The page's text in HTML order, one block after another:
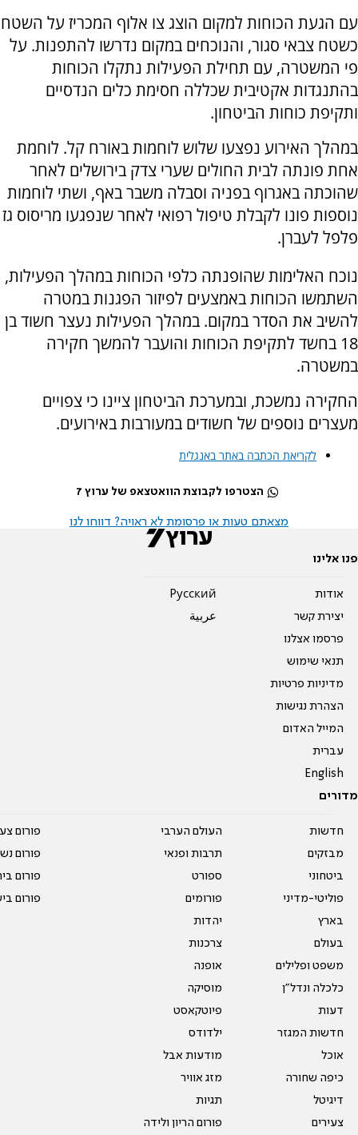
עם הגעת הכוחות למקום הוצג צו אלוף המכריז על השטח
כשטח צבאי סגור, והנוכחים במקום נדרשו להתפנות. על
פי המשטרה, עם תחילת הפעילות נתקלו הכוחות
בהתנגדות אקטיבית שכללה חסימת כלים הנדסיים
ותקיפת כוחות הביטחון.
במהלך האירוע נפצעו שלוש לוחמות באורח קל. לוחמת
אחת פונתה לבית החולים שערי צדק בירושלים לאחר
שהוכתה באגרוף בפניה וסבלה משבר באף, ושתי לוחמות
נוספות פונו לקבלת טיפול רפואי לאחר שנפגעו מריסוס גז
פלפל לעברן.
נוכח האלימות שהופנתה כלפי הכוחות במהלך הפעילות,
השתמשו הכוחות באמצעים לפיזור הפגנות במטרה
להשיב את הסדר במקום. במהלך הפעילות נעצר חשוד בן
18 בחשד לתקיפת הכוחות והועבר להמשך חקירה
במשטרה.
החקירה נמשכת, ובמערכת הביטחון ציינו כי צפויים
מעצרים נוספים של חשודים במעורבות באירועים.
לקריאת הכתבה באתר באנגלית
הצטרפו לקבוצת הוואטצאפ של ערוץ 7
מצאתם טעות או פרסומת לא ראויה? דווחו לנו
פנו אלינו
אודות
יצירת קשר
פרסמו אצלנו
תנאי שימוש
מדיניות פרטיות
הצהרת נגישות
המייל האדום
עברית
English
Pусский
عربية
מדורים
חדשות
מבזקים
ביטחוני
פוליטי-מדיני
בארץ
בעולם
משפט ופלילים
כלכלה ונדל"ן
דעות
חדשות המגזר
אוכל
כיפה שחורה
דיגיטל
צעירים
העולם הערבי
תרבות ופנאי
ספורט
פורומים
יהדות
צרכנות
אופנה
מוסיקה
פיוטקאסט
ילדודס
מודעות אבל
מזג אוויר
תגיות
פורום הריון ולידה
פורום
פורום
פורום
פורום